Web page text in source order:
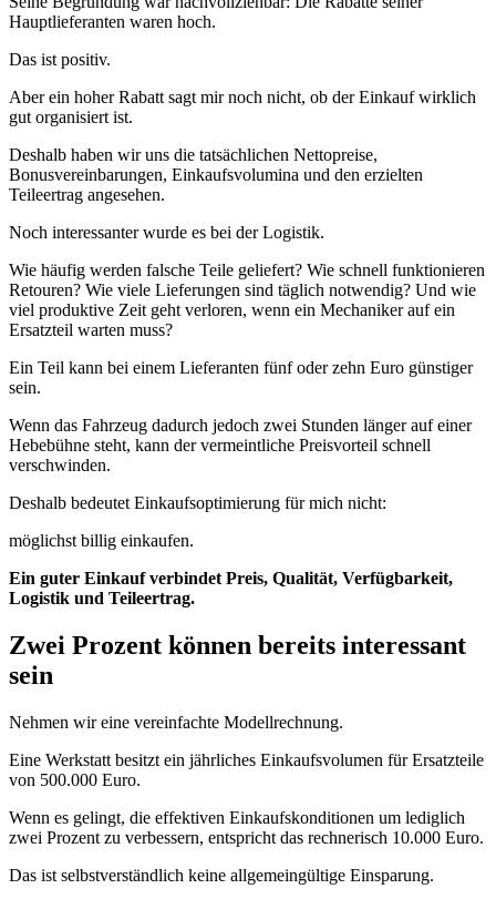
Hauptlieferanten waren hoch.
Das ist positiv.
Aber ein hoher Rabatt sagt mir noch nicht, ob der Einkauf wirklich
gut organisiert ist.
Deshalb haben wir uns die tatsächlichen Nettopreise,
Bonusvereinbarungen, Einkaufsvolumina und den erzielten
Teileertrag angesehen.
Noch interessanter wurde es bei der Logistik.
Wie häufig werden falsche Teile geliefert? Wie schnell funktionieren
Retouren? Wie viele Lieferungen sind täglich notwendig? Und wie
viel produktive Zeit geht verloren, wenn ein Mechaniker auf ein
Ersatzteil warten muss?
Ein Teil kann bei einem Lieferanten fünf oder zehn Euro günstiger
sein.
Wenn das Fahrzeug dadurch jedoch zwei Stunden länger auf einer
Hebebühne steht, kann der vermeintliche Preisvorteil schnell
verschwinden.
Deshalb bedeutet Einkaufsoptimierung für mich nicht:
möglichst billig einkaufen.
Ein guter Einkauf verbindet Preis, Qualität, Verfügbarkeit,
Logistik und Teileertrag.
Zwei Prozent können bereits interessant
sein
Nehmen wir eine vereinfachte Modellrechnung.
Eine Werkstatt besitzt ein jährliches Einkaufsvolumen für Ersatzteile
von 500.000 Euro.
Wenn es gelingt, die effektiven Einkaufskonditionen um lediglich
zwei Prozent zu verbessern, entspricht das rechnerisch 10.000 Euro.
Das ist selbstverständlich keine allgemeingültige Einsparung.